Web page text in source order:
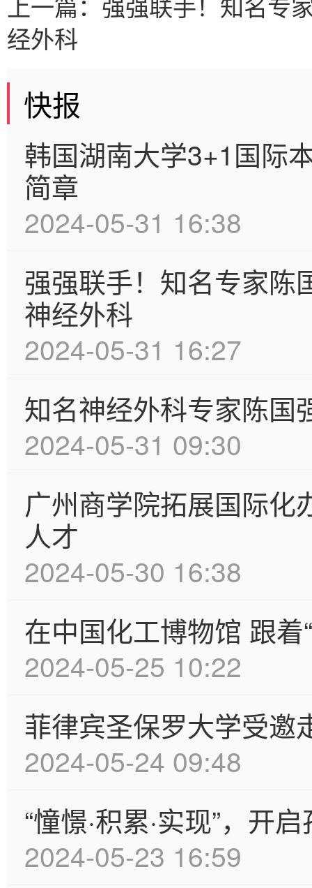
经外科
快报
韩国湖南大学3+1国际
简章
2024-05-31 16:38
强强联手！知名专家陈
神经外科
2024-05-31 16:27
知名神经外科专家陈国
2024-05-31 09:30
广州商学院拓展国际化
人才
2024-05-30 16:38
在中国化工博物馆 跟
2024-05-25 10:22
菲律宾圣保罗大学受邀
2024-05-24 09:48
“憧憬·积累·实现”，开
2024-05-23 16:59